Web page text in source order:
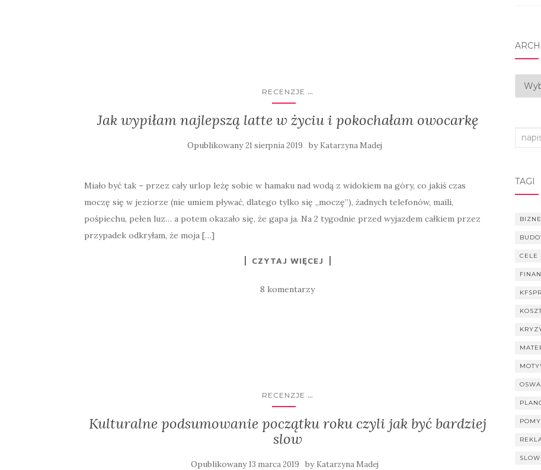
RECENZJE ...
Jak wypiłam najlepszą latte w życiu i pokochałam owocarkę
Opublikowany21 sierpnia 2019 by Katarzyna Madej
Miało być tak – przez cały urlop leżę sobie w hamaku nad wodą z widokiem na góry, co jakiś czas
moczę się w jeziorze (nie umiem pływać, dlatego tylko się „moczę”), żadnych telefonów, maili,
pośpiechu, pełen luz… a potem okazało się, że gapa ja. Na 2 tygodnie przed wyjazdem całkiem przez
przypadek odkryłam, że moja […]
CZYTAJ WIĘCEJ
8 komentarzy
RECENZJE ...
Kulturalne podsumowanie początku roku czyli jak być bardziej
slow
Opublikowany13 marca 2019 by Katarzyna Madej
TAGI
CELE